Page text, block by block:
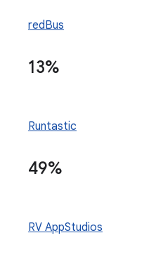
redBus
13%
Runtastic
49%
RV AppStudios